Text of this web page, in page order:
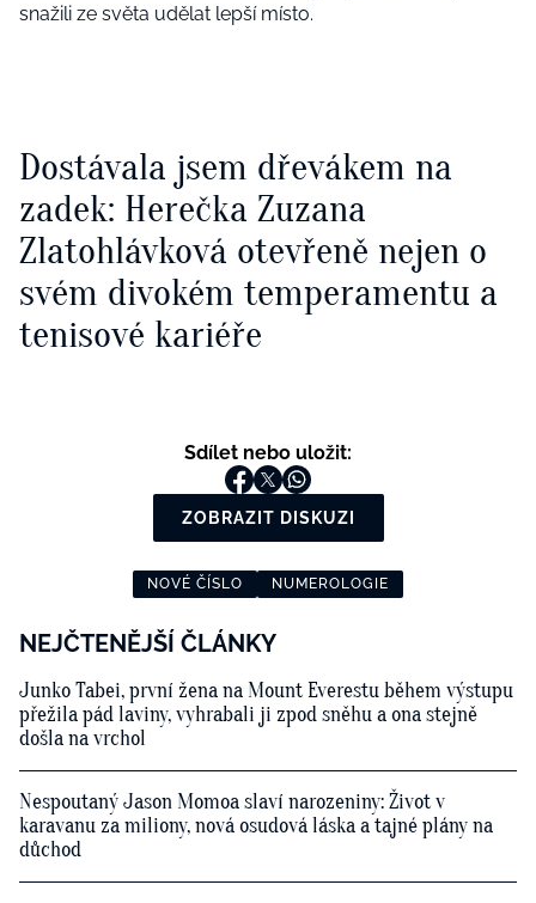
snažili ze světa udělat lepší místo.
Dostávala jsem dřevákem na
zadek: Herečka Zuzana
Zlatohlávková otevřeně nejen o
svém divokém temperamentu a
tenisové kariéře
Sdílet nebo uložit:
ZOBRAZIT DISKUZI
NOVÉ ČÍSLO NUMEROLOGIE
NEJČTENĚJŠÍ ČLÁNKY
Junko Tabei, první žena na Mount Everestu během výstupu
přežila pád laviny, vyhrabali ji zpod sněhu a ona stejně
došla na vrchol
Nespoutaný Jason Momoa slaví narozeniny: Život v
karavanu za miliony, nová osudová láska a tajné plány na
důchod